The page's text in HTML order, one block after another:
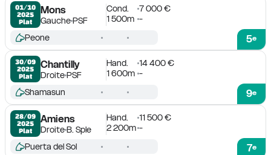
01/10
2025
Plat
Mons
GauchePSF
Cond.
7 000 €
1 500m -
5e
Peone
30/09
2025
Plat
Chantilly
DroitePSF
Hand.
14 400 €
1 600m -
9e
Shamasun
28/09
2025
Plat
Amiens
DroiteB. Sple
Hand.
11 500 €
2 200m -
7e
Puerta del Sol